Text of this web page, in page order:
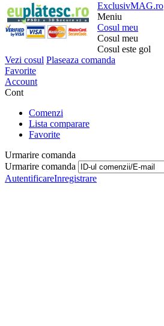
ExclusivMAG.ro
Meniu
Cosul meu
Cosul meu
Cosul este gol
Vezi cosul Plaseaza comanda
Favorite
Account
Cont
Comenzi
Lista comparare
Favorite
Urmarire comanda
Urmarire comanda
AutentificareInregistrare